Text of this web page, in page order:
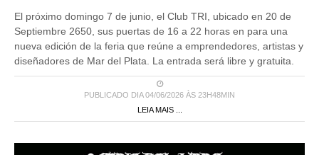
El próximo domingo 7 de junio, el Club TRI, ubicado en 20 de
Septiembre 2650, sus puertas de 16 a 22 horas en para una
nueva edición de la feria que reúne a emprendedores, artistas y
diseñadores de Mar del Plata. La entrada será libre y gratuita.
PUBLICADO DIA 04/06/2026 ÀS 23H48MIN
LEIA MAIS ...